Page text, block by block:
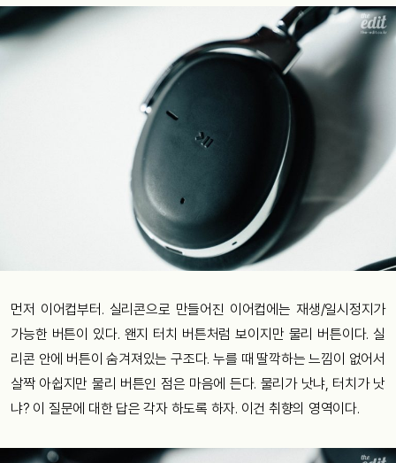
먼저 이어컵부터. 실리콘으로 만들어진 이어컵에는 재생/일시정지가
가능한 버튼이 있다. 왠지 터치 버튼처럼 보이지만 물리 버튼이다. 실
리콘 안에 버튼이 숨겨져있는 구조다. 누를 때 딸깍하는 느낌이 없어서
살짝 아쉽지만 물리 버튼인 점은 마음에 든다. 물리가 낫냐, 터치가 낫
냐? 이 질문에 대한 답은 각자 하도록 하자. 이건 취향의 영역이다.